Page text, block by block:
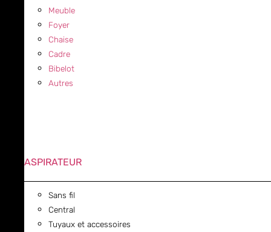
Meuble
Foyer
Chaise
Cadre
Bibelot
Autres
ASPIRATEUR
Sans fil
Central
Tuyaux et accessoires